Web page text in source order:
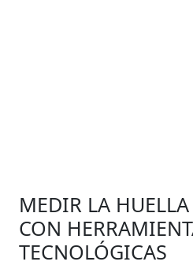
MEDIR LA
CON
TECNOLÓGICAS